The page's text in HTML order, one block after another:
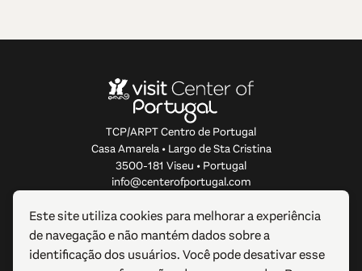
TCP/ARPT Centro de Portugal
Casa Amarela • Largo de Sta Cristina
3500-181 Viseu • Portugal
info@centerofportugal.com
SOBRE ESTE WEBSITE
Este site utiliza cookies para melhorar a experiência
de navegação e não mantém dados sobre a
identificação dos usuários. Você pode desativar esse